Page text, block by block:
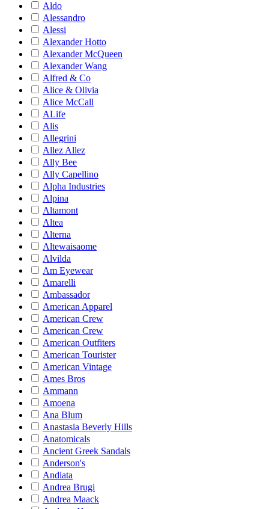
Aldo
Alessandro
Alessi
Alexander Hotto
Alexander McQueen
Alexander Wang
Alfred & Co
Alice & Olivia
Alice McCall
ALife
Alis
Allegrini
Allez Allez
Ally Bee
Ally Capellino
Alpha Industries
Alpina
Altamont
Altea
Alterna
Altewaisaome
Alvilda
Am Eyewear
Amarelli
Ambassador
American Apparel
American Crew
American Crew
American Outfiters
American Tourister
American Vintage
Ames Bros
Ammann
Amoena
Ana Blum
Anastasia Beverly Hills
Anatomicals
Ancient Greek Sandals
Anderson's
Andiata
Andrea Brugi
Andrea Maack